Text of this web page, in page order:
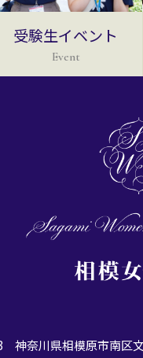
受験生イベント
Event
神奈川県相模原市南区